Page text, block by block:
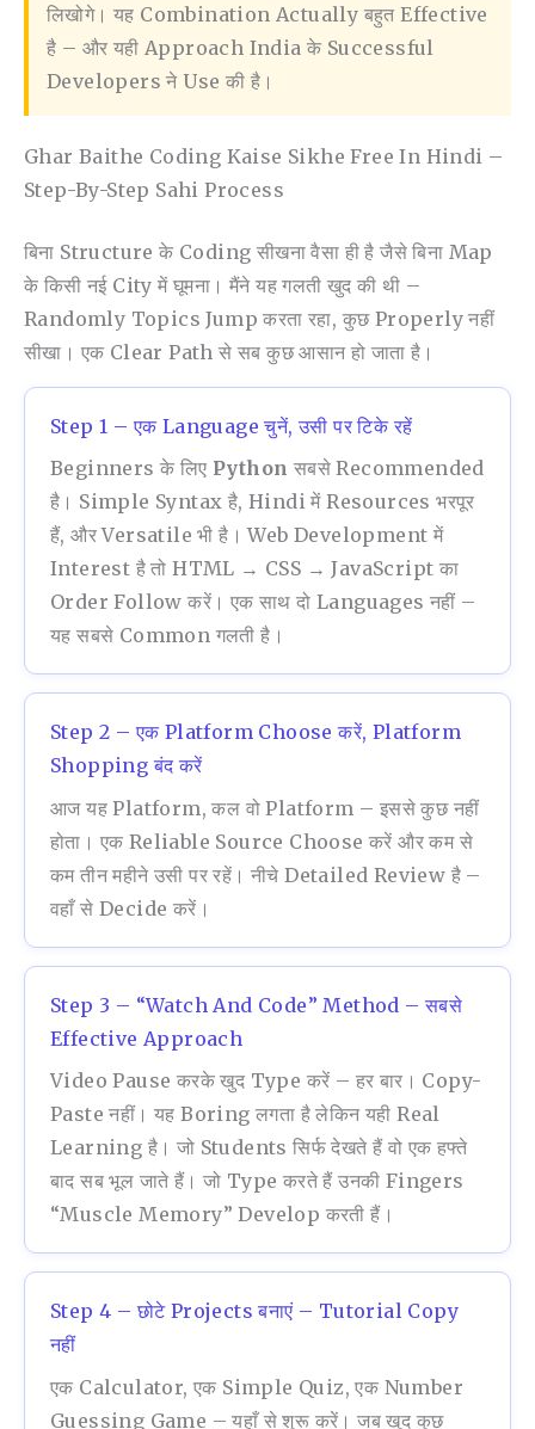
लिखोगे। यह Combination Actually बहुत Effective
है – और यही Approach India के Successful
Developers ने Use की है।
Ghar Baithe Coding Kaise Sikhe Free In Hindi –
Step-By-Step Sahi Process
बिना Structure के Coding सीखना वैसा ही है जैसे बिना Map
के किसी नई City में घूमना। मैंने यह गलती खुद की थी –
Randomly Topics Jump करता रहा, कुछ Properly नहीं
सीखा। एक Clear Path से सब कुछ आसान हो जाता है।
Step 1 – एक Language चुनें, उसी पर टिके रहें
Beginners के लिए Python सबसे Recommended
है। Simple Syntax है, Hindi में Resources भरपूर
हैं, और Versatile भी है। Web Development में
Interest है तो HTML → CSS → JavaScript का
Order Follow करें। एक साथ दो Languages नहीं –
यह सबसे Common गलती है।
Step 2 – एक Platform Choose करें, Platform
Shopping बंद करें
आज यह Platform, कल वो Platform – इससे कुछ नहीं
होता। एक Reliable Source Choose करें और कम से
कम तीन महीने उसी पर रहें। नीचे Detailed Review है –
वहाँ से Decide करें।
Step 3 – “Watch And Code” Method – सबसे
Effective Approach
Video Pause करके खुद Type करें – हर बार। Copy-
Paste नहीं। यह Boring लगता है लेकिन यही Real
Learning है। जो Students सिर्फ देखते हैं वो एक हफ्ते
बाद सब भूल जाते हैं। जो Type करते हैं उनकी Fingers
“muscle Memory” Develop करती हैं।
Step 4 – छोटे Projects बनाएं – Tutorial Copy
नहीं
एक Calculator, एक Simple Quiz, एक Number
Guessing Game – यहाँ से शुरू करें। जब खुद कुछ